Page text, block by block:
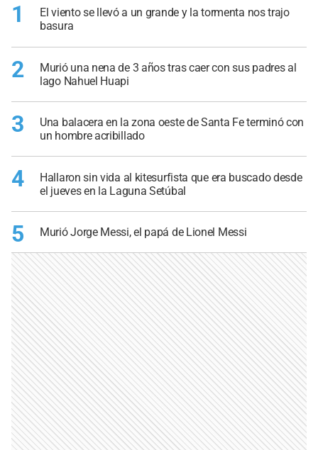
1
El viento se llevó a un grande y la tormenta nos trajo
basura
2
Murió una nena de 3 años tras caer con sus padres al
lago Nahuel Huapi
3
Una balacera en la zona oeste de Santa Fe terminó con
un hombre acribillado
4
Hallaron sin vida al kitesurfista que era buscado desde
el jueves en la Laguna Setúbal
5 Murió Jorge Messi, el papá de Lionel Messi